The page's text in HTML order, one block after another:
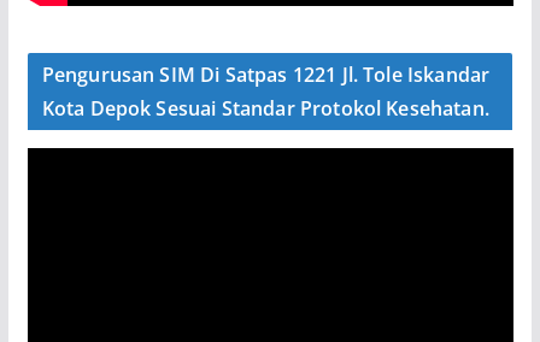
Pengurusan SIM Di Satpas 1221 Jl. Tole Iskandar
Kota Depok Sesuai Standar Protokol Kesehatan.